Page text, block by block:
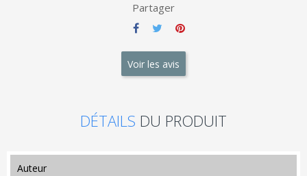
Partager
Voir les avis
DÉTAILS DU PRODUIT
auteur